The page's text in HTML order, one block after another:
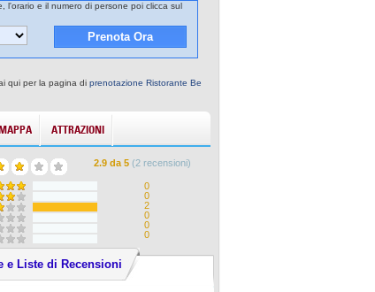
l'orario e il numero di persone poi clicca sul
qui per la pagina di prenotazione Ristorante Be
ATTRAZIONI
2.9da5 (2recensioni)
0
0
2
0
0
0
e Liste di Recensioni